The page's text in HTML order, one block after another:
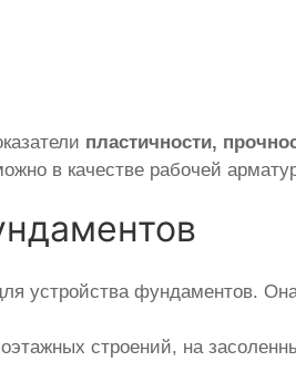
пластичности,
в качестве рабочей
устройства фундаментов.
строений, на